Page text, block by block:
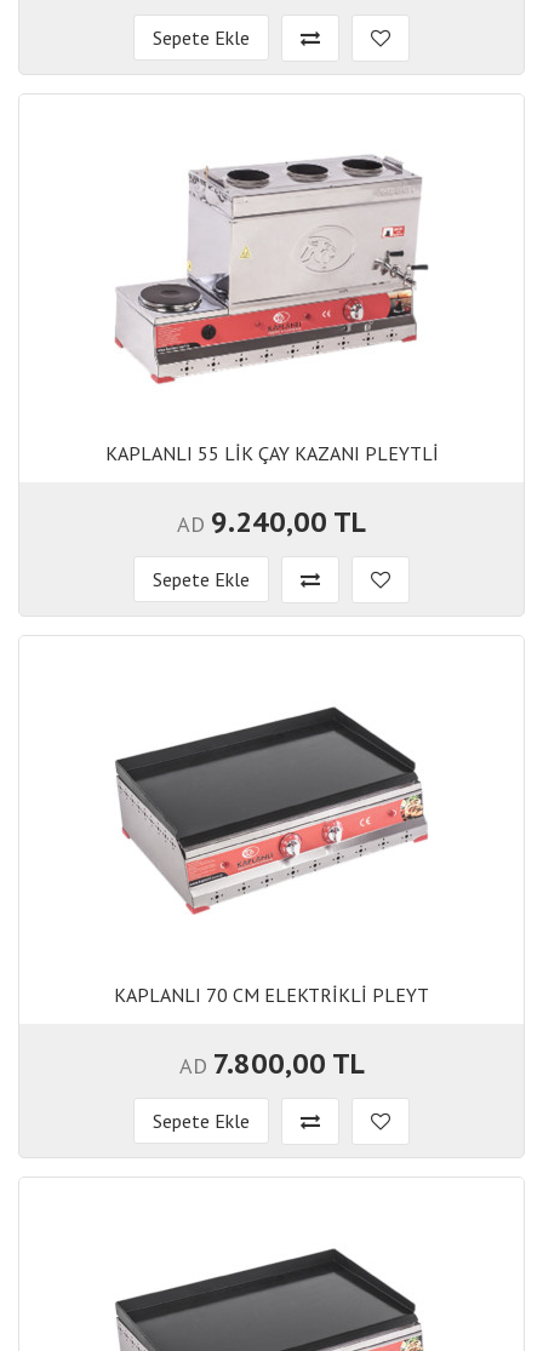
Sepete Ekle
KAPLANLI 55 LİK ÇAY KAZANI PLEYTLİ
AD 9.240,00 TL
Sepete Ekle
KAPLANLI 70 CM ELEKTRİKLİ PLEYT
AD 7.800,00 TL
Sepete Ekle